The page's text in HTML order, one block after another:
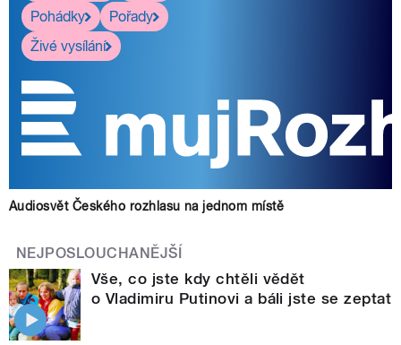
Pohádky
Pořady
Živé vysílání
Audiosvět Českého rozhlasu na jednom místě
NEJPOSLOUCHANĚJŠÍ
Vše, co jste kdy chtěli vědět
o Vladimiru Putinovi a báli jste se zeptat